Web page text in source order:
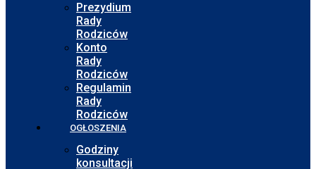
Prezydium
Rady
Rodziców
Konto
Rady
Rodziców
Regulamin
Rady
Rodziców
OGŁOSZENIA
Godziny
konsultacji